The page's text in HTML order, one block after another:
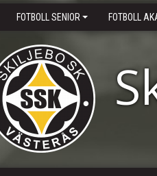
FOTBOLL SENIOR FOTBOLL